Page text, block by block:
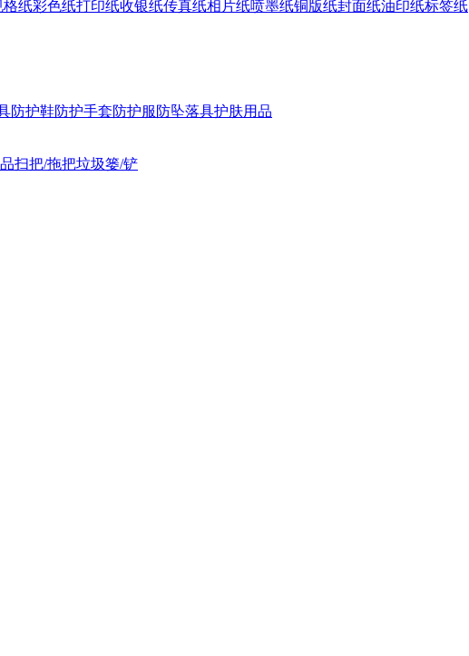
格纸彩色纸打印纸收银纸传真纸相片纸喷墨纸铜版纸封面纸油印纸标签纸
防护鞋防护手套防护服 防坠落具护肤用品
扫把/拖把垃圾篓/铲